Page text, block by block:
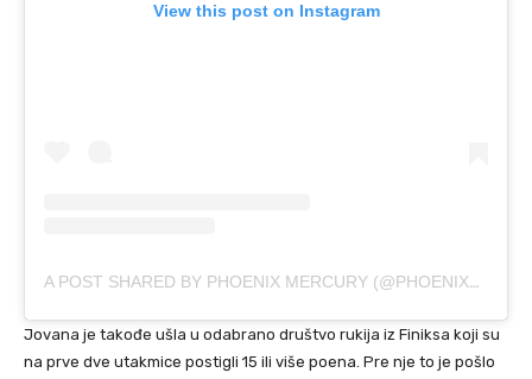
View this post on Instagram
A POST SHARED BY PHOENIX MERCURY (@PHOENIXMERCURY)
Jovana je takođe ušla u odabrano društvo rukija iz Finiksa koji su
na prve dve utakmice postigli 15 ili više poena. Pre nje to je pošlo